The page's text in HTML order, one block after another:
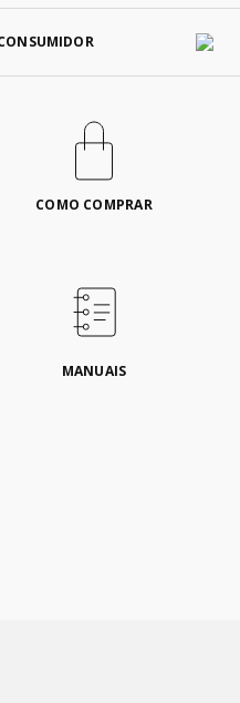
COMO COMPRAR
MANUAIS